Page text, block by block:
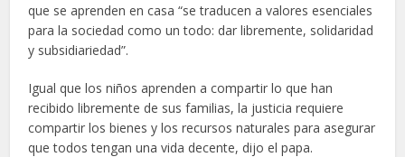
que se aprenden en casa “se traducen a valores esenciales
para la sociedad como un todo: dar libremente, solidaridad
y subsidiariedad”.
Igual que los niños aprenden a compartir lo que han
recibido libremente de sus familias, la justicia requiere
compartir los bienes y los recursos naturales para asegurar
que todos tengan una vida decente, dijo el papa.